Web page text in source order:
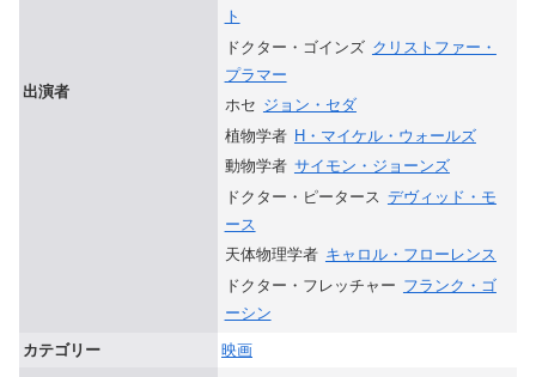
出演者
ト
ドクター・ゴインズ クリストファー・
プラマー
ホセ ジョン・セダ
植物学者 H・マイケル・ウォールズ
動物学者 サイモン・ジョーンズ
ドクター・ピータース デヴィッド・モ
ース
天体物理学者 キャロル・フローレンス
ドクター・フレッチャー フランク・ゴ
ーシン
カテゴリー
映画